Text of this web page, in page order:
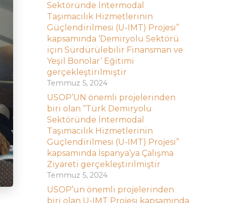
Sektöründe İntermodal
Taşımacılık Hizmetlerinin
Güçlendirilmesi (U-IMT) Projesi”
kapsamında ‘Demiryolu Sektörü
için Sürdürülebilir Finansman ve
Yeşil Bonolar’ Eğitimi
gerçekleştirilmiştir
Temmuz 5, 2024
USOP’UN önemli projelerinden
biri olan “Türk Demiryolu
Sektöründe İntermodal
Taşımacılık Hizmetlerinin
Güçlendirilmesi (U-IMT) Projesi”
kapsamında İspanya’ya Çalışma
Ziyareti gerçekleştirilmiştir
Temmuz 5, 2024
USOP’un önemli projelerinden
biri olan U-IMT Projesi kapsamında